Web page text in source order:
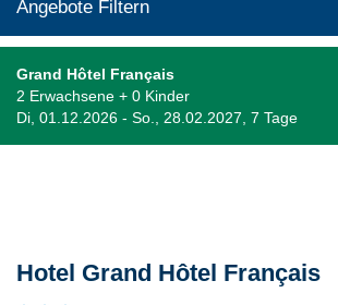
Angebote Filtern
Grand Hôtel Français
2 Erwachsene + 0 Kinder
Di, 01.12.2026 - So., 28.02.2027, 7 Tage
Hotel Grand Hôtel Français